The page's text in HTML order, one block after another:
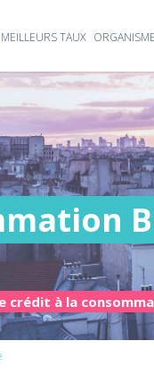
MEILLEURS TAUX
crédit à la